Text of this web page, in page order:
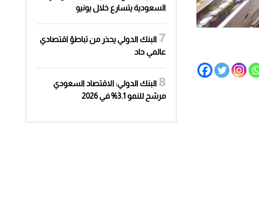
السعودية يتسارع خلال يونيو
البنك الدولي يحذر من تباطؤ اقتصادي
عالمي حاد
البنك الدولي: الاقتصاد السعودي
مرشح للنمو 3.1% في 2026